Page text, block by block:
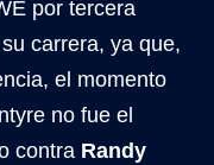
por tercera
carrera, ya que,
el momento
no fue el
contra Randy